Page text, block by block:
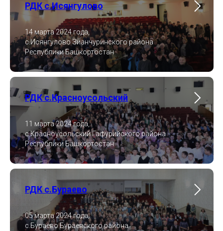
РДК с.Исянгулово
14 марта 2024 года,
с.Исянгулово Зианчуринского района
Республики Башкортостан
РДК с.Красноусольский
11 марта 2024 года,
с.Красноусольский Гафурийского района
Республики Башкортостан
РДК с.Бураево
05 марта 2024 года,
с.Бураево Бураевского района